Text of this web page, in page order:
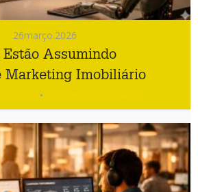
26março.2026
Assumindo
Marketing Imobiliário
•